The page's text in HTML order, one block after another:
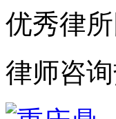
优秀律
律师咨询